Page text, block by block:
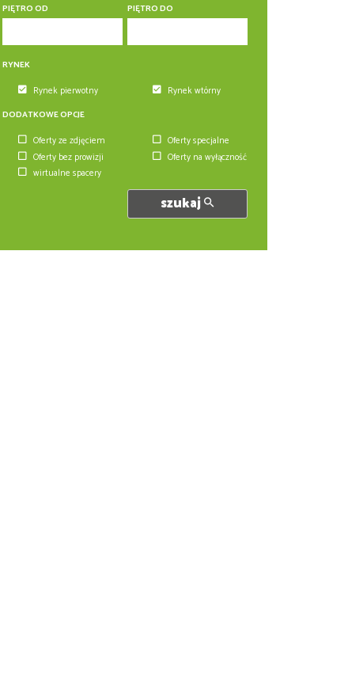
PIĘTRO OD PIĘTRO DO
RYNEK
Rynek pierwotny
Rynek wtórny
DODATKOWE OPCJE
Oferty ze zdjęciem
Oferty specjalne
Oferty bez prowizji
Oferty na wyłączność
wirtualne spacery
szukaj